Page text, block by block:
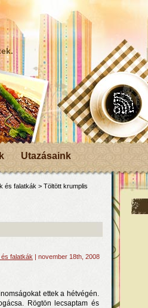
Utazásaink
és falatkák > Töltött krumplis
falatkák | november 18th, 2008
ettek a hétvégén.
Rögtön lecsaptam és